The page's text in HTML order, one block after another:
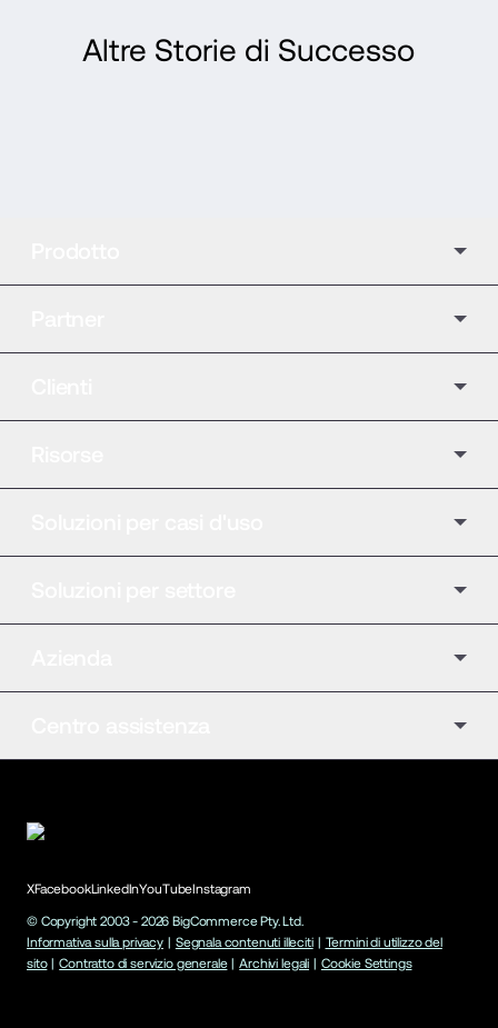
Altre Storie di Successo
XFacebookLinkedInYouTubeInstagram
© Copyright 2003 - 2026 BigCommerce Pty. Ltd.
Informativa sulla privacy | Segnala contenuti illeciti | Termini di utilizzo del
sito | Contratto di servizio generale | Archivi legali | Cookie Settings